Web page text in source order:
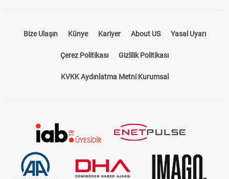
Bize Ulaşın Künye Kariyer About US Yasal Uyarı
Çerez Politikası Gizlilik Politikası
KVKK Aydınlatma Metni Kurumsal